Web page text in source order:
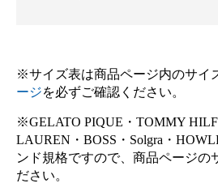
※サイズ表は商品ページ内のサイ
ージを必ずご確認ください。
※GELATO PIQUE・TOMMY
LAUREN・BOSS・Solgra・
ンド規格ですので、商品ページの
ださい。